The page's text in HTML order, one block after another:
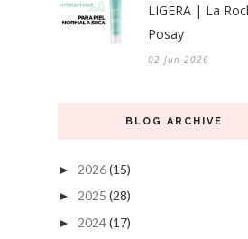
LIGERA | La
Posay
02 Jun 2026
BLOG ARCHIVE
► 2026(15)
► 2025 (28)
► 2024(17)